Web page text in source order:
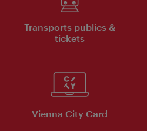
Transports publics &
tickets
Vienna City Card